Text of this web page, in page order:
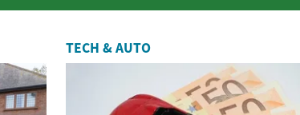
TECH & AUTO